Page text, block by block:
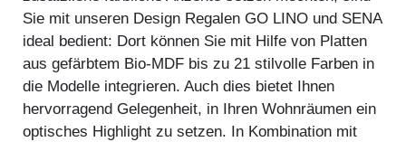
Sie mit unseren Design Regalen GO LINO und SENA
ideal bedient: Dort können Sie mit Hilfe von Platten
aus gefärbtem Bio-MDF bis zu 21 stilvolle Farben in
die Modelle integrieren. Auch dies bietet Ihnen
hervorragend Gelegenheit, in Ihren Wohnräumen ein
optisches Highlight zu setzen. In Kombination mit